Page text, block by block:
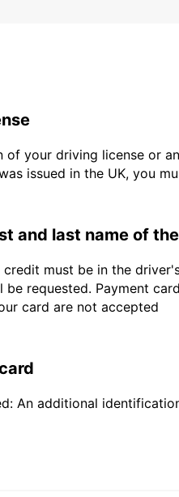
your driving license or
issued in the UK, you
and last name of
must be in the
requested. Payment
card are not accepted
An additional